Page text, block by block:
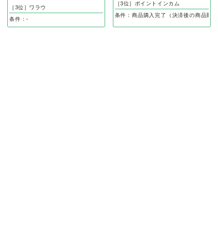
［3位］ワラウ
条件：-
［3位］ポイントインカム
条件：商品購入完了（決済後の商品到